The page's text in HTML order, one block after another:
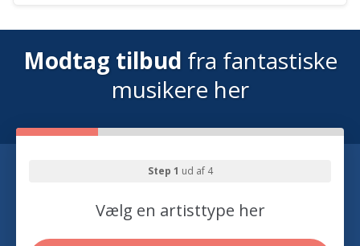
Modtag tilbud fra fantastiske
musikere her
Step 1 ud af 4
Vælg en artisttype her